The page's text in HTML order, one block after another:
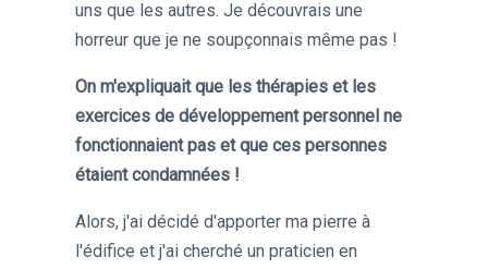
uns que les autres. Je découvrais une
horreur que je ne soupçonnais même pas !
On m'expliquait que les thérapies et les
exercices de développement personnel ne
fonctionnaient pas et que ces personnes
étaient condamnées !
Alors, j'ai décidé d'apporter ma pierre à
l'édifice et j'ai cherché un praticien en